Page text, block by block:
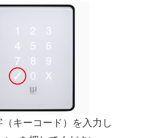
（キーコード）を入力し